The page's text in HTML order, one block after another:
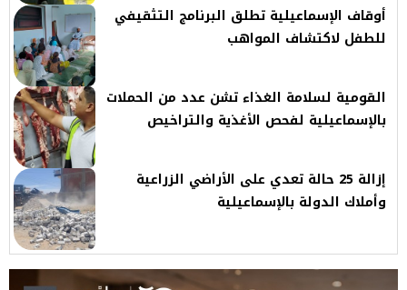
أوقاف الإسماعيلية تطلق البرنامج التثقيفي
للطفل لاكتشاف المواهب
القومية لسلامة الغذاء تشن عدد من الحملات
بالإسماعيلية لفحص الأغذية والتراخيص
إزالة 25 حالة تعدي على الأراضي الزراعية
وأملاك الدولة بالإسماعيلية